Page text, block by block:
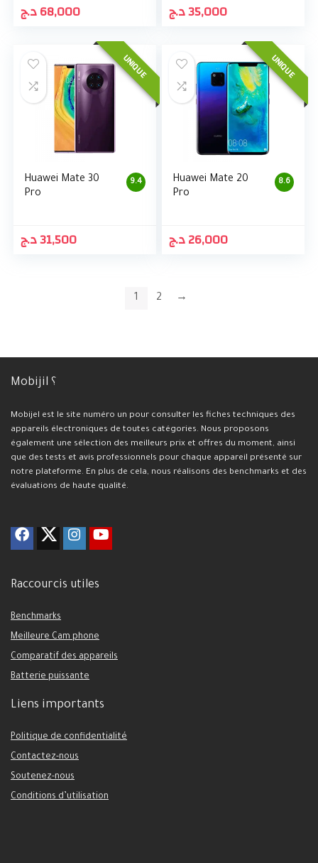
68,000د.ج 35,000د.ج
UNIQUE
9.4
Huawei Mate 30
Pro
31,500د.ج
UNIQUE
8.6
Huawei Mate 20
Pro
26,000د.ج
1 2 →
Mobijil ؟
Mobijel est le site numéro un pour consulter les fiches techniques des
appareils électroniques de toutes catégories. Nous proposons
également une sélection des meilleurs prix et offres du moment, ainsi
que des tests et avis professionnels pour chaque appareil présenté sur
notre plateforme. En plus de cela, nous réalisons des benchmarks et des
évaluations de haute qualité.
Raccourcis utiles
Benchmarks
Meilleure Cam phone
Comparatif des appareils
Batterie puissante
Liens importants
Politique de confidentialité
Contactez-nous
Soutenez-nous
Conditions d’utilisation